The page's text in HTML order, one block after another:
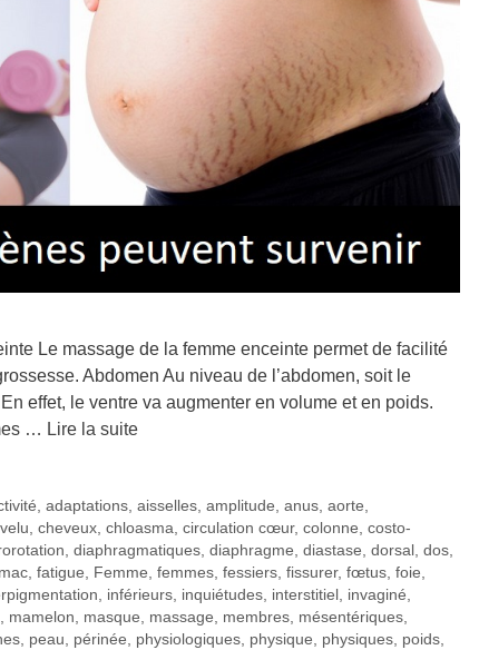
Le massage de la femme enceinte permet de facilité
Abdomen Au niveau de l’abdomen, soit le
effet, le ventre va augmenter en volume et en poids.
… Lire la suite
,adaptations ,aisselles ,amplitude ,anus ,aorte
cheveux chloasma circulation cœur, colonne costo-
diaphragmatiques diaphragme diastase dorsal dos
fatigue Femme femmes fessiers fissurer, fœtus foie
inférieurs inquiétudes interstitiel invaginé
mamelon masque massage membres mésentériques
peau périnée physiologiques physique physiques poids